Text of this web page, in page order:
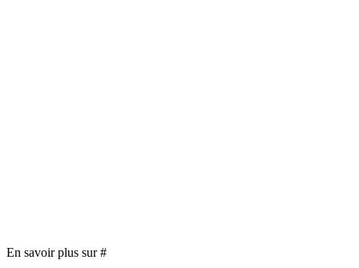
En savoir plus sur#